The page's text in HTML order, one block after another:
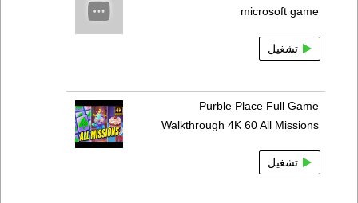
microsoft game
تشغيل
Purble Place Full Game
Walkthrough 4K 60 All Missions
تشغيل